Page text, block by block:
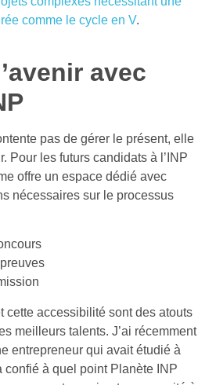
comme le cycle en V.
avec
pas de gérer le présent, elle
Pour les futurs candidats à l’INP
offre un espace dédié avec
nécessaires sur le processus
cette accessibilité sont des atouts
meilleurs talents. J’ai récemment
entrepreneur qui avait étudié à
confié à quel point Planète INP